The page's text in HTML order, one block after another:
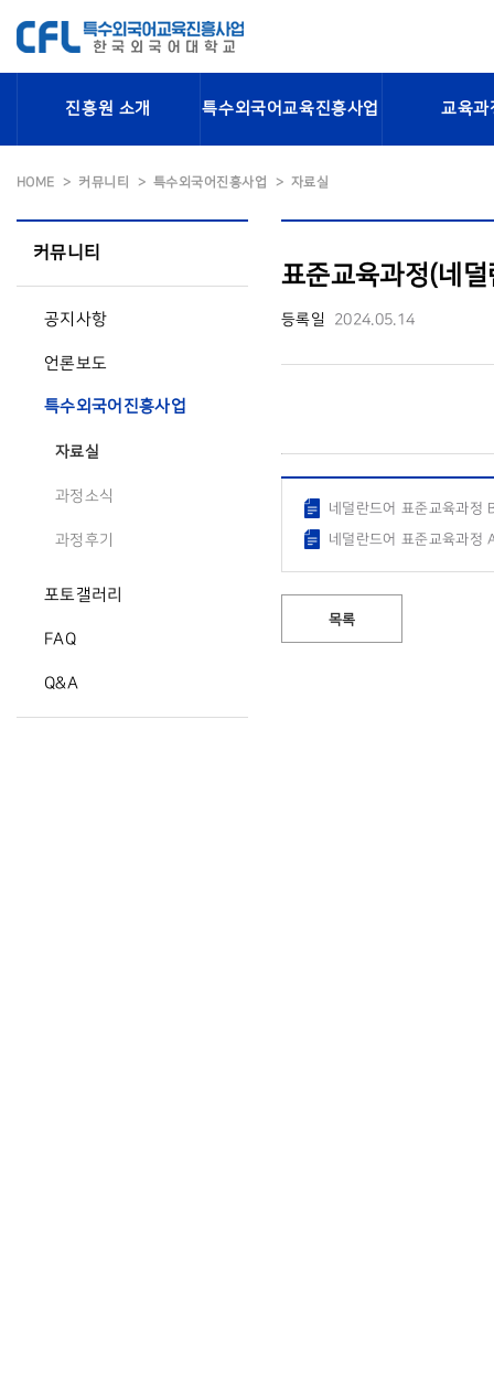
진흥원 소개 특수외국어교육진흥사업 교육과
HOME 커뮤니티 특수외국어진흥사업 자료실
커뮤니티
공지사항
언론보도
특수외국어진흥사업
자료실
과정소식
과정후기
포토갤러리
FAQ
Q&A
표준교육과정(네
등록일 2024.05.14
네덜란드어 표준교육과정
네덜란드어 표준교육과정
목록